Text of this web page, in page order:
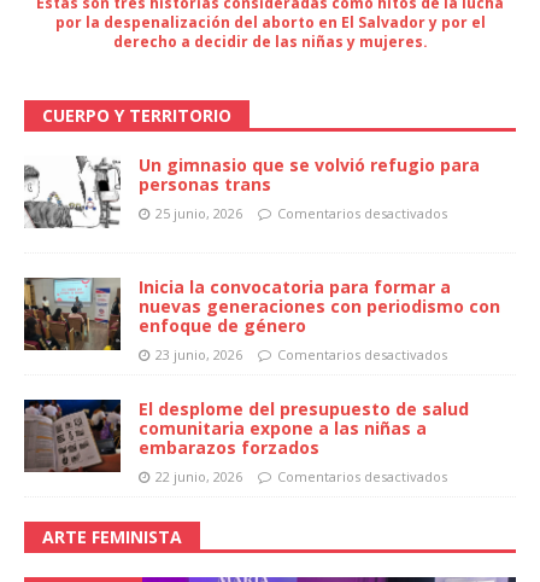
por la despenalización del aborto en El Salvador y por el
derecho a decidir de las niñas y mujeres.
CUERPO Y TERRITORIO
Un gimnasio que se volvió refugio para
personas trans
25 junio, 2026 Comentarios desactivados
Inicia la convocatoria para formar a
nuevas generaciones con periodismo con
enfoque de género
23 junio, 2026 Comentarios desactivados
El desplome del presupuesto de salud
comunitaria expone a las niñas a
embarazos forzados
22 junio, 2026 Comentarios desactivados
ARTE FEMINISTA